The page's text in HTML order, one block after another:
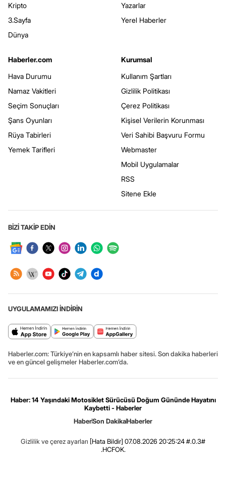
Kripto
3.Sayfa
Dünya
Yazarlar
Yerel Haberler
Haberler.com
Hava Durumu
Namaz Vakitleri
Seçim Sonuçları
Şans Oyunları
Rüya Tabirleri
Yemek Tarifleri
Kurumsal
Kullanım Şartları
Gizlilik Politikası
Çerez Politikası
Kişisel Verilerin Korunması
Veri Sahibi Başvuru Formu
Webmaster
Mobil Uygulamalar
RSS
Sitene Ekle
BİZİ TAKİP EDİN
UYGULAMAMIZI İNDİRİN
Haberler.com: Türkiye’nin en kapsamlı haber sitesi. Son dakika haberleri
ve en güncel gelişmeler Haberler.com’da.
Haber: 14 Yaşındaki Motosiklet Sürücüsü Doğum Gününde Hayatını
Kaybetti - Haberler
HaberSon DakikaHaberler
Gizlilik ve çerez ayarları [Hata Bildir] 07.08.2026 20:25:24 #.0.3#
.HCFOK.